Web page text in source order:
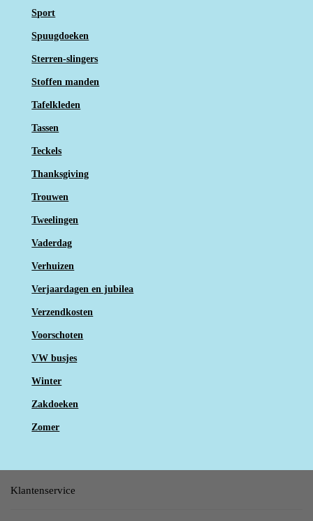
Sport
Spuugdoeken
Sterren-slingers
Stoffen manden
Tafelkleden
Tassen
Teckels
Thanksgiving
Trouwen
Tweelingen
Vaderdag
Verhuizen
Verjaardagen en jubilea
Verzendkosten
Voorschoten
VW busjes
Winter
Zakdoeken
Zomer
Klantenservice